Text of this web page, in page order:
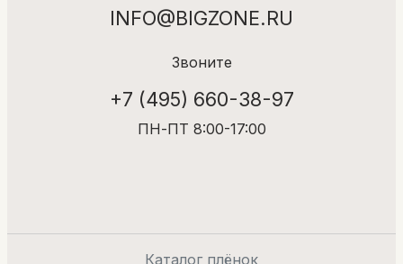
INFO@BIGZONE.RU
Звоните
+7 (495) 660-38-97
ПН-ПТ 8:00-17:00
Каталог плёнок